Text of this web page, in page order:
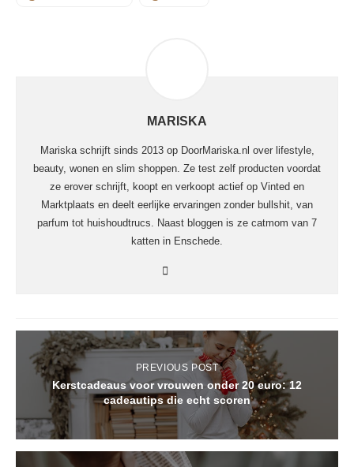
MARISKA
Mariska schrijft sinds 2013 op DoorMariska.nl over lifestyle,
beauty, wonen en slim shoppen. Ze test zelf producten voordat
ze erover schrijft, koopt en verkoopt actief op Vinted en
Marktplaats en deelt eerlijke ervaringen zonder bullshit, van
parfum tot huishoudtrucs. Naast bloggen is ze catmom van 7
katten in Enschede.
PREVIOUS POST
Kerstcadeaus voor vrouwen onder 20 euro: 12
cadeautips die echt scoren